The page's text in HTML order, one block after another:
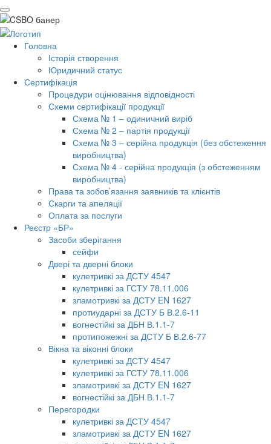
Головна
Історія створення
Юридичний статус
Сертифікація
Процедури оцінювання відповідності
Схеми сертифікації продукції
Схема № 1 – одиничний виріб
Схема № 2 – партія продукції
Схема № 3 – серійна продукція (без обстеження
виробництва)
Схема № 4 - серійна продукція (з обстеженням
виробництва)
Права та зобов’язання заявників та клієнтів
Скарги та апеляції
Оплата за послуги
Реєстр «БР»
Засоби зберігання
сейфи
Двері та дверні блоки
кулетривкі за ДСТУ 4547
кулетривкі за ГСТУ 78.11.006
зламотривкі за ДСТУ EN 1627
протиударні за ДСТУ Б В.2.6-11
вогнестійкі за ДБН В.1.1-7
протипожежні за ДСТУ Б В.2.6-77
Вікна та віконні блоки
кулетривкі за ДСТУ 4547
кулетривкі за ГСТУ 78.11.006
зламотривкі за ДСТУ EN 1627
вогнестійкі за ДБН В.1.1-7
Перегородки
кулетривкі за ДСТУ 4547
зламотривкі за ДСТУ EN 1627